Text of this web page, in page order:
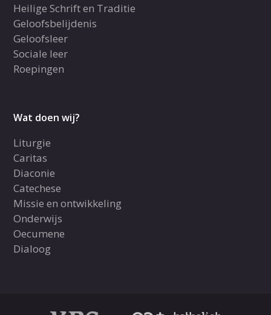
Heilige Schrift en Traditie
Geloofsbelijdenis
Geloofsleer
Sociale leer
Roepingen
Wat doen wij?
Liturgie
Caritas
Diaconie
Catechese
Missie en ontwikkeling
Onderwijs
Oecumene
Dialoog